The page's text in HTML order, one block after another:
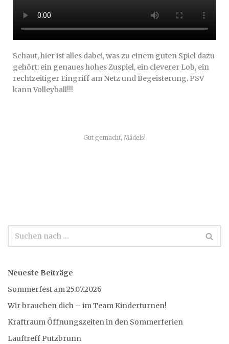
Schaut, hier ist alles dabei, was zu einem guten Spiel dazu
gehört: ein genaues hohes Zuspiel, ein cleverer Lob, ein
rechtzeitiger Eingriff am Netz und Begeisterung. PSV
kann Volleyball!!!
Gut gemacht, Mädels!
Neueste Beiträge
Sommerfest am 25.07.2026
Wir brauchen dich – im Team Kinderturnen!
Kraftraum Öffnungszeiten in den Sommerferien
Lauftreff Putzbrunn